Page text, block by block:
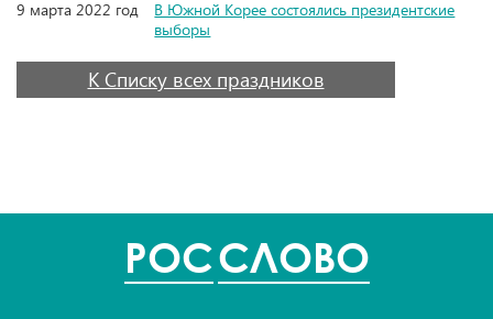
9 марта 2022 год
В Южной Корее состоялись президентские
выборы
К Списку всех праздников
POCСЛОВО